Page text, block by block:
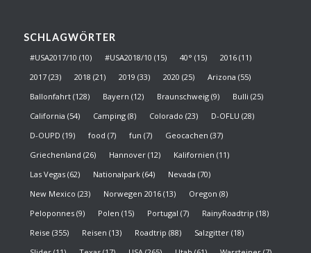
SCHLAGWÖRTER
#USA2017/10 (10) #USA2018/10 (15) 40° (15) 2016(11)
2017(23) 2018 (21) 2019 (33) 2020 (25) Arizona (55)
Ballonfahrt(128) Bayern (12) Braunschweig(9) Bulli (25)
California (54) Camping(8) Colorado (23) D-OFLU (28)
D-OUPD (19) food (7) fun (7) Geocachen (37)
Griechenland (26) Hannover(12) Kalifornien (11)
Las Vegas(62) Nationalpark(64) Nevada (70)
New Mexico (23) Norwegen 2016(13) Oregon (8)
Peloponnes(9) Polen (15) Portugal (7) RainyRoadtrip (18)
Reise (355) Reisen (13) Roadtrip (88) Salzgitter(18)